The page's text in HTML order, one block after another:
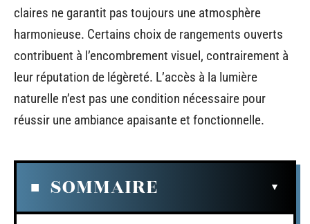
claires ne garantit pas toujours une atmosphère
harmonieuse. Certains choix de rangements ouverts
contribuent à l’encombrement visuel, contrairement à
leur réputation de légèreté. L’accès à la lumière
naturelle n’est pas une condition nécessaire pour
réussir une ambiance apaisante et fonctionnelle.
SOMMAIRE